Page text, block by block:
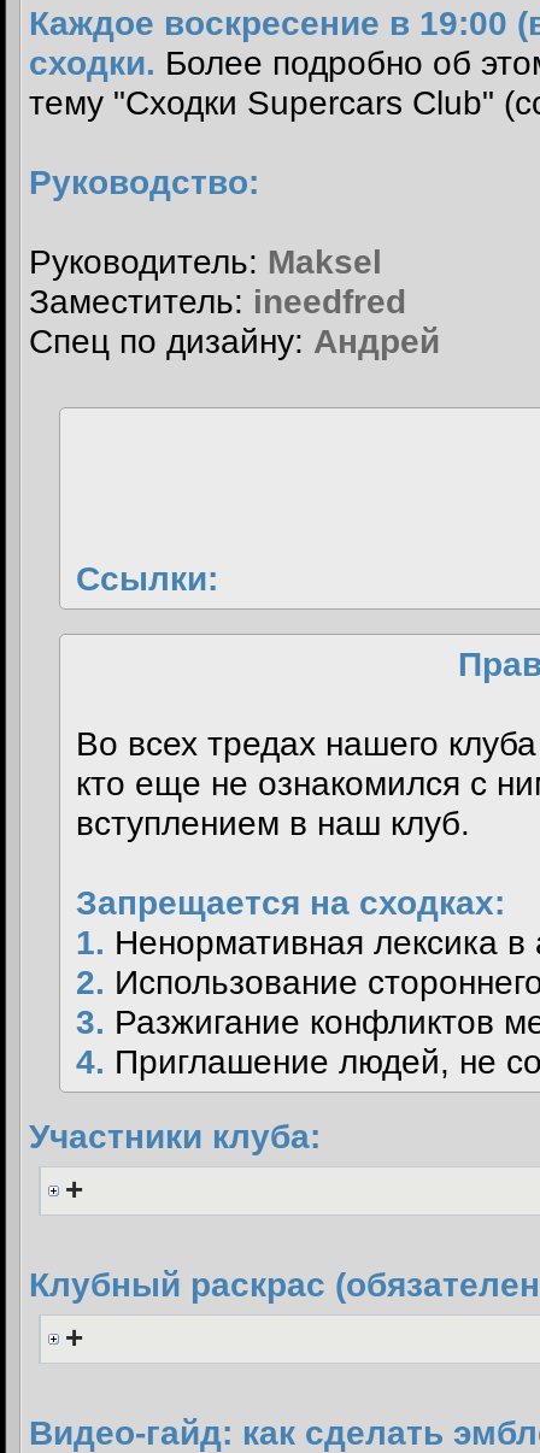
Каждое воскресение в 19:00
сходки. Более подробно об
тему "Сходки Supercars Club"
Руководство:
Руководитель: Maksel
Заместитель: ineedfred
Спец по дизайну: Андрей
Ссылки:
Во всех тредах нашего
кто еще не ознакомился с
вступлением в наш клуб.
Запрещается на сходках:
1. Ненормативная лексика в
2. Использование
3. Разжигание конфликтов
4. Приглашение людей, не
Участники клуба:
+
Клубный раскрас
+
Видео-гайд: как сделать